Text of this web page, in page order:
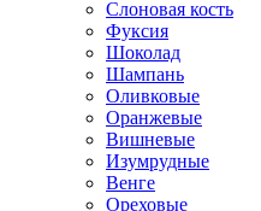
Слоновая кость
Фуксия
Шоколад
Шампань
Оливковые
Оранжевые
Вишневые
Изумрудные
Венге
Ореховые